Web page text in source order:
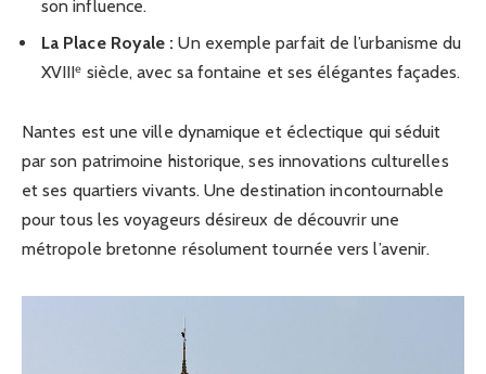
son influence.
La Place Royale : Un exemple parfait de l’urbanisme du
XVIIIᵉ siècle, avec sa fontaine et ses élégantes façades.
Nantes est une ville dynamique et éclectique qui séduit
par son patrimoine historique, ses innovations culturelles
et ses quartiers vivants. Une destination incontournable
pour tous les voyageurs désireux de découvrir une
métropole bretonne résolument tournée vers l’avenir.